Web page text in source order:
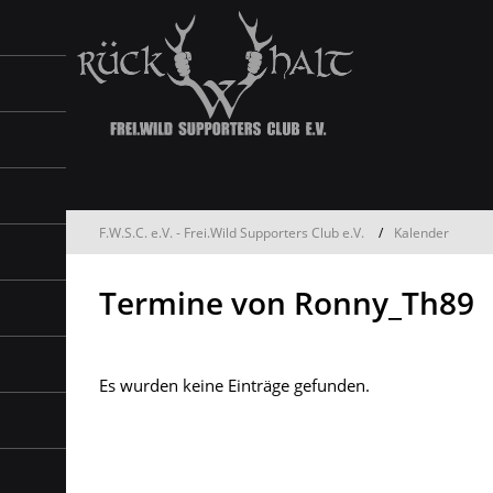
F.W.S.C. e.V. - Frei.Wild Supporters Club e.V. Kalender
Termine von Ronny_Th89
Es wurden keine Einträge gefunden.